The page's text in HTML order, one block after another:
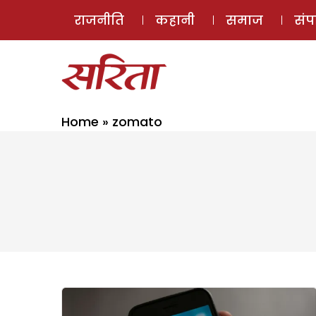
राजनीति कहानी समाज
Home » zomato